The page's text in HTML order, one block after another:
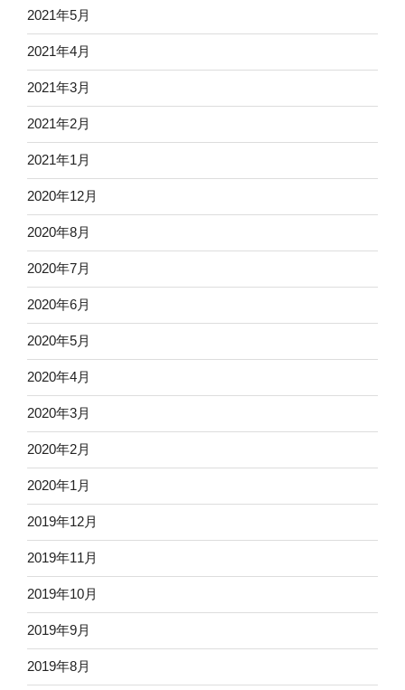
2021年5月
2021年4月
2021年3月
2021年2月
2021年1月
2020年12月
2020年8月
2020年7月
2020年6月
2020年5月
2020年4月
2020年3月
2020年2月
2020年1月
2019年12月
2019年11月
2019年10月
2019年9月
2019年8月